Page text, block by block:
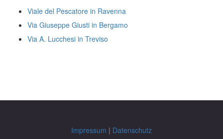
Viale del Pescatore in Ravenna
Via Giuseppe Giusti in Bergamo
Via A. Lucchesi in Treviso
Impressum | Datenschutz